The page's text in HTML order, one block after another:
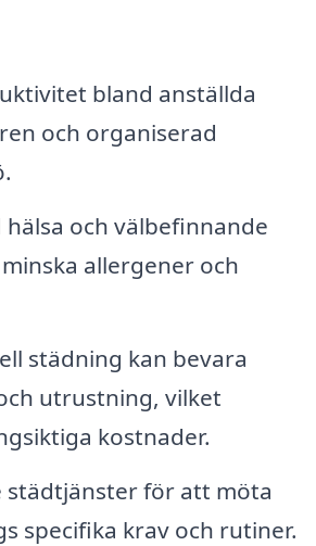
bland anställda
och organiserad
och välbefinnande
allergener och
städning kan bevara
utrustning, vilket
kostnader.
städtjänster för att möta
specifika krav och rutiner.